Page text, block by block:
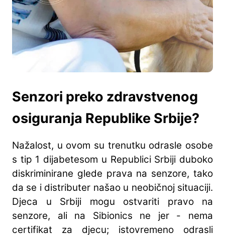
Senzori preko zdravstvenog
osiguranja Republike Srbije?
Nažalost, u ovom su trenutku odrasle osobe
s tip 1 dijabetesom u Republici Srbiji duboko
diskriminirane glede prava na senzore, tako
da se i distributer našao u neobičnoj situaciji.
Djeca u Srbiji mogu ostvariti pravo na
senzore, ali na Sibionics ne jer - nema
certifikat za djecu; istovremeno odrasli